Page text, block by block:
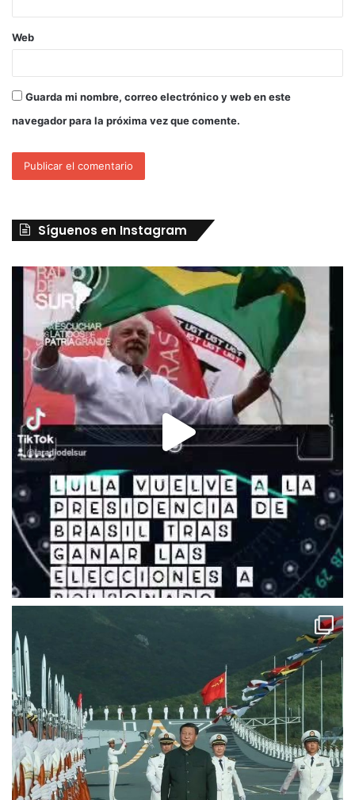
Web
Guarda mi nombre, correo electrónico y web en este
navegador para la próxima vez que comente.
Síguenos en Instagram